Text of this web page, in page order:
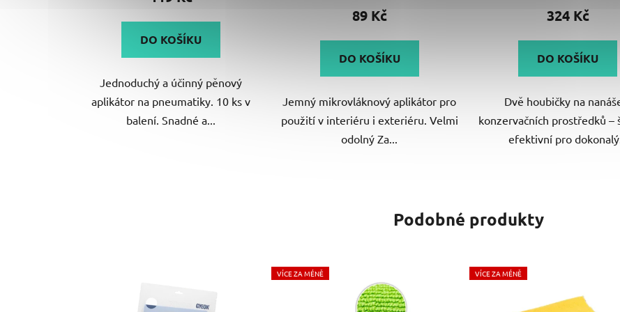
5,0
z
hvězdiček.
DO KOŠÍKU
Jednoduchý a účinný pěnový
aplikátor na pneumatiky. 10 ks v
balení. Snadné a...
z
5
89 Kč
DO KOŠÍKU
Jemný mikrovláknový aplikátor pro
použití v interiéru i exteriéru. Velmi
odolný Za...
324 Kč
DO KOŠÍKU
Dvě houbičky na
konzervačních prostředků –
efektivní pro dokonalý...
Podobné produkty
VÍCE ZA MÉNĚ VÍCE ZA MÉNĚ